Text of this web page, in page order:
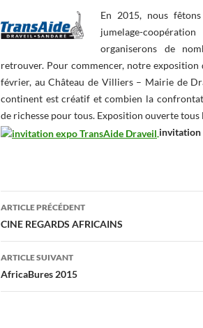
En 2015, nous
jumelage-
organiserons de
retrouver. Pour commencer, notre exposition
février, au Château de Villiers – Mairie de
continent est créatif et combien la
de richesse pour tous. Exposition ouverte tous
invitation
Navigation
des
articles
ARTICLE PRÉCÉDENT
CINE REGARDS AFRICAINS
ARTICLE SUIVANT
AfricaBures 2015